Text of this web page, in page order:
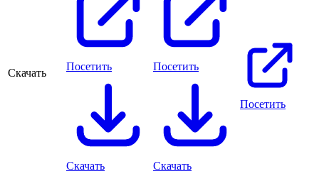
Скачать
Посетить
Скачать
Посетить
Скачать
Посетить